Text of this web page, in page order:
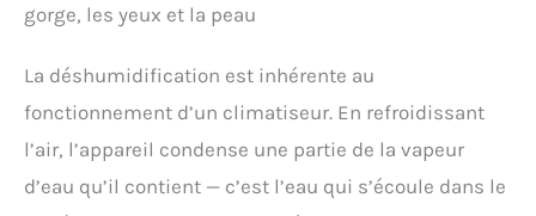
gorge, les yeux et la peau
La déshumidification est inhérente au
fonctionnement d’un climatiseur. En refroidissant
l’air, l’appareil condense une partie de la vapeur
d’eau qu’il contient — c’est l’eau qui s’écoule dans le